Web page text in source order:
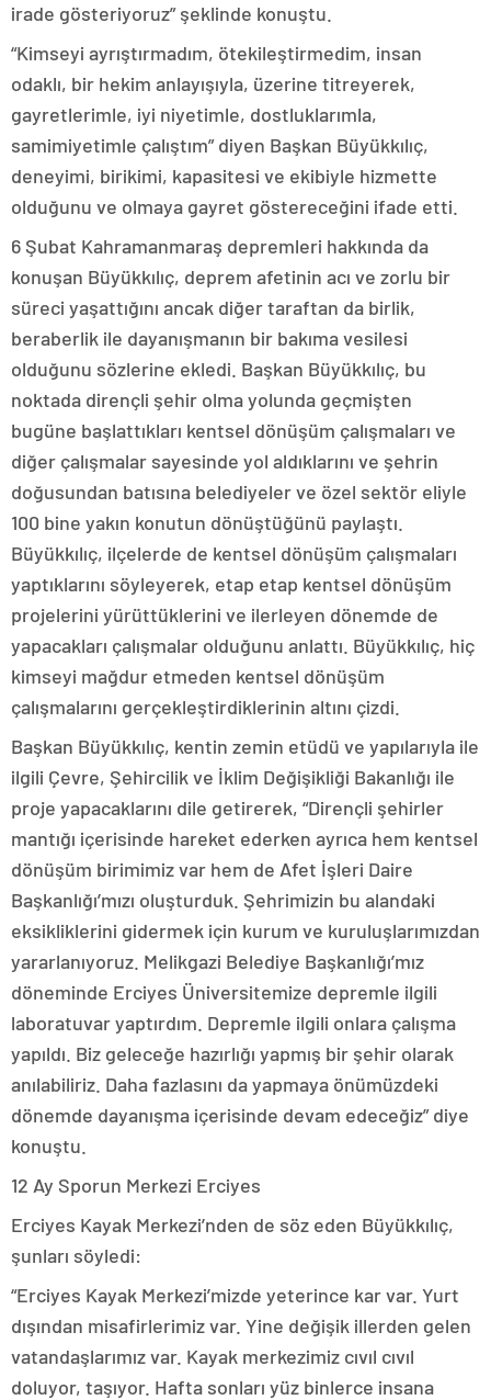
irade gösteriyoruz” şeklinde konuştu.
“Kimseyi ayrıştırmadım, ötekileştirmedim, insan
odaklı, bir hekim anlayışıyla, üzerine titreyerek,
gayretlerimle, iyi niyetimle, dostluklarımla,
samimiyetimle çalıştım” diyen Başkan Büyükkılıç,
deneyimi, birikimi, kapasitesi ve ekibiyle hizmette
olduğunu ve olmaya gayret göstereceğini ifade etti.
6 Şubat Kahramanmaraş depremleri hakkında da
konuşan Büyükkılıç, deprem afetinin acı ve zorlu bir
süreci yaşattığını ancak diğer taraftan da birlik,
beraberlik ile dayanışmanın bir bakıma vesilesi
olduğunu sözlerine ekledi. Başkan Büyükkılıç, bu
noktada dirençli şehir olma yolunda geçmişten
bugüne başlattıkları kentsel dönüşüm çalışmaları ve
diğer çalışmalar sayesinde yol aldıklarını ve şehrin
doğusundan batısına belediyeler ve özel sektör eliyle
100 bine yakın konutun dönüştüğünü paylaştı.
Büyükkılıç, ilçelerde de kentsel dönüşüm çalışmaları
yaptıklarını söyleyerek, etap etap kentsel dönüşüm
projelerini yürüttüklerini ve ilerleyen dönemde de
yapacakları çalışmalar olduğunu anlattı. Büyükkılıç, hiç
kimseyi mağdur etmeden kentsel dönüşüm
çalışmalarını gerçekleştirdiklerinin altını çizdi.
Başkan Büyükkılıç, kentin zemin etüdü ve yapılarıyla ile
ilgili Çevre, Şehircilik ve İklim Değişikliği Bakanlığı ile
proje yapacaklarını dile getirerek, “Dirençli şehirler
mantığı içerisinde hareket ederken ayrıca hem kentsel
dönüşüm birimimiz var hem de Afet İşleri Daire
Başkanlığı’mızı oluşturduk. Şehrimizin bu alandaki
eksikliklerini gidermek için kurum ve kuruluşlarımızdan
yararlanıyoruz. Melikgazi Belediye Başkanlığı’mız
döneminde Erciyes Üniversitemize depremle ilgili
laboratuvar yaptırdım. Depremle ilgili onlara çalışma
yapıldı. Biz geleceğe hazırlığı yapmış bir şehir olarak
anılabiliriz. Daha fazlasını da yapmaya önümüzdeki
dönemde dayanışma içerisinde devam edeceğiz” diye
konuştu.
12 Ay Sporun Merkezi Erciyes
Erciyes Kayak Merkezi’nden de söz eden Büyükkılıç,
şunları söyledi:
“Erciyes Kayak Merkezi’mizde yeterince kar var. Yurt
dışından misafirlerimiz var. Yine değişik illerden gelen
vatandaşlarımız var. Kayak merkezimiz cıvıl cıvıl
doluyor, taşıyor. Hafta sonları yüz binlerce insana